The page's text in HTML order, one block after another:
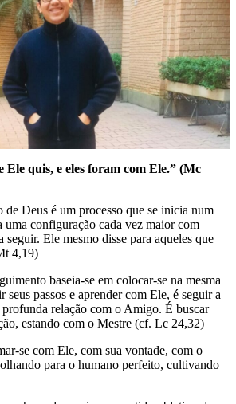
Ele quis, e eles foram com Ele.” (Mc
de Deus é um processo que se inicia num
uma configuração cada vez maior com
seguir. Ele mesmo disse para aqueles que
4,19)
baseia-se em colocar-se na mesma
seus passos e aprender com Ele, é seguir a
relação com o Amigo. É buscar
estando com o Mestre (cf. Lc 24,32)
se com Ele, com sua vontade, com o
para o humano perfeito, cultivando